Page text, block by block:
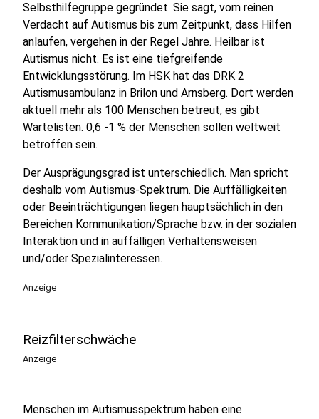
Selbsthilfegruppe gegründet. Sie sagt, vom reinen
Verdacht auf Autismus bis zum Zeitpunkt, dass Hilfen
anlaufen, vergehen in der Regel Jahre. Heilbar ist
Autismus nicht. Es ist eine tiefgreifende
Entwicklungsstörung. Im HSK hat das DRK 2
Autismusambulanz in Brilon und Arnsberg. Dort werden
aktuell mehr als 100 Menschen betreut, es gibt
Wartelisten. 0,6 -1 % der Menschen sollen weltweit
betroffen sein.
Der Ausprägungsgrad ist unterschiedlich. Man spricht
deshalb vom Autismus-Spektrum. Die Auffälligkeiten
oder Beeinträchtigungen liegen hauptsächlich in den
Bereichen Kommunikation/Sprache bzw. in der sozialen
Interaktion und in auffälligen Verhaltensweisen
und/oder Spezialinteressen.
Anzeige
Reizfilterschwäche
Anzeige
Menschen im Autismusspektrum haben eine